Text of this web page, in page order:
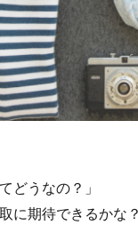
どうなの？」
に期待できるかな